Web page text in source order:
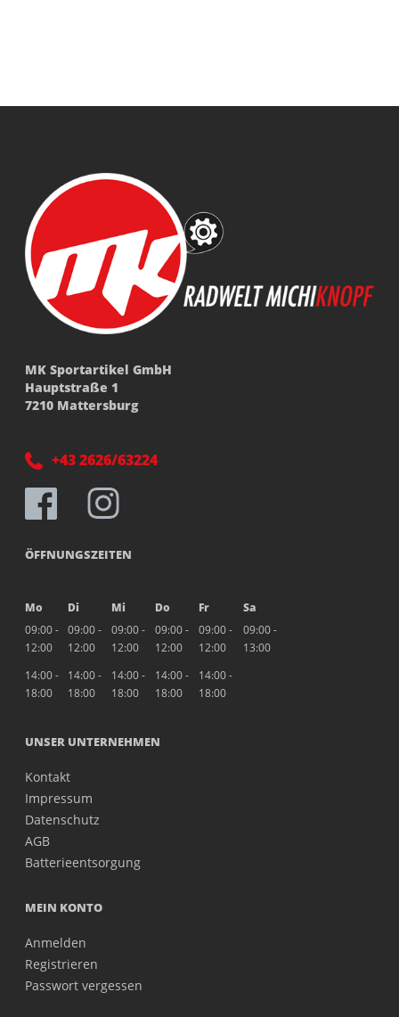
MK Sportartikel GmbH
Hauptstraße 1
7210 Mattersburg
+43 2626/63224
ÖFFNUNGSZEITEN
Mo Di Mi Do Fr
Sa
09:00 -
12:00
09:00 -
12:00
09:00 -
12:00
09:00 -
12:00
09:00 -
12:00
09:00 -
13:00
14:00 -
18:00
14:00 -
18:00
14:00 -
18:00
14:00 -
18:00
14:00 -
18:00
UNSER UNTERNEHMEN
Kontakt
Impressum
Datenschutz
AGB
Batterieentsorgung
MEIN KONTO
Anmelden
Registrieren
Passwort vergessen